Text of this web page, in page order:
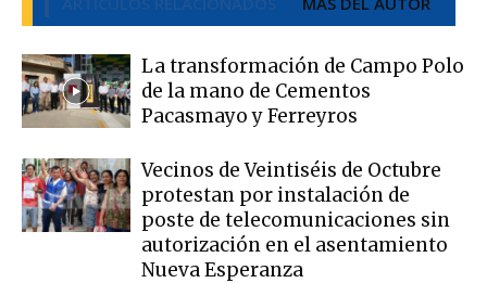
La transformación de Campo Polo
de la mano de Cementos
Pacasmayo y Ferreyros
Vecinos de Veintiséis de Octubre
protestan por instalación de
poste de telecomunicaciones sin
autorización en el asentamiento
Nueva Esperanza